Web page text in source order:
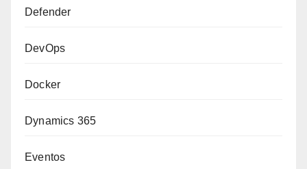
Defender
DevOps
Docker
Dynamics 365
Eventos